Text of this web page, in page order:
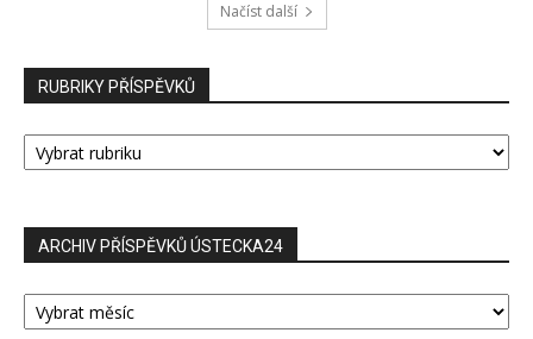
Načíst další
RUBRIKY PŘÍSPĚVKŮ
RUBRIKY
PŘÍSPĚVKŮ
ARCHIV PŘÍSPĚVKŮ ÚSTECKA24
ARCHIV
PŘÍSPĚVKŮ